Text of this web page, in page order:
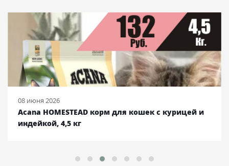
08 июня 2026
Acana HOMESTEAD корм для кошек с курицей и
индейкой, 4,5 кг